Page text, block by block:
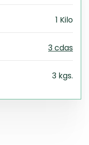
1 Kilo
3 cdas
3 kgs.